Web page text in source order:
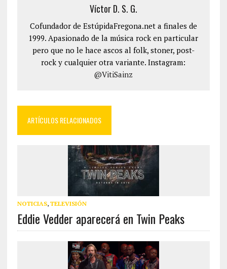
Víctor D. S. G.
Cofundador de EstúpidaFregona.net a finales de
1999. Apasionado de la música rock en particular
pero que no le hace ascos al folk, stoner, post-
rock y cualquier otra variante. Instagram:
@VitiSainz
ARTÍCULOS RELACIONADOS
NOTICIAS, TELEVISIÓN
Eddie Vedder aparecerá en Twin Peaks